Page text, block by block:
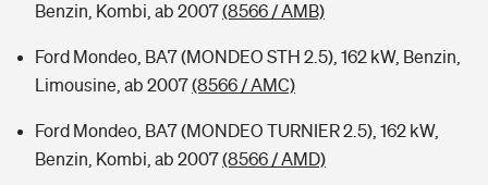
Benzin, Kombi, ab 2007(8566 / AMB)
Ford Mondeo, BA7 (MONDEO STH 2.5), 162 kW, Benzin,
Limousine, ab 2007(8566 / AMC)
Ford Mondeo, BA7 (MONDEO TURNIER 2.5), 162 kW,
Benzin, Kombi, ab 2007(8566 / AMD)